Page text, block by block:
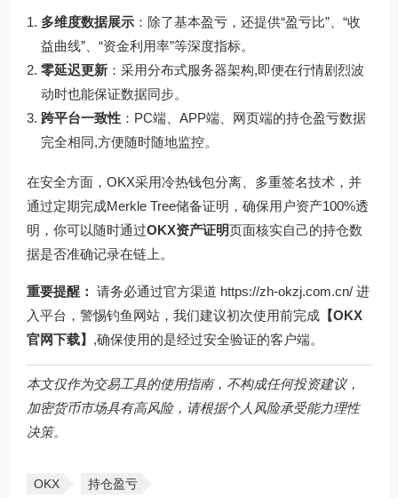
多维度数据展示 ：除了基本盈亏，还提供“盈亏比”、“收
益曲线”、“资金利用率”等深度指标。
零延迟更新 ：采用分布式服务器架构,即便在行情剧烈波
动时也能保证数据同步。
跨平台一致性 ：PC端、APP端、网页端的持仓盈亏数据
完全相同,方便随时随地监控。
在安全方面，OKX采用冷热钱包分离、多重签名技术，并
通过定期完成Merkle Tree储备证明，确保用户资产100%透
明，你可以随时通过OKX资产证明页面核实自己的持仓数
据是否准确记录在链上。
重要提醒： 请务必通过官方渠道 https://zh-okzj.com.cn/ 进
入平台，警惕钓鱼网站，我们建议初次使用前完成 【OKX
官网下载】 ,确保使用的是经过安全验证的客户端。
本文仅作为交易工具的使用指南，不构成任何投资建议，
加密货币市场具有高风险，请根据个人风险承受能力理性
决策。
OKX 持仓盈亏